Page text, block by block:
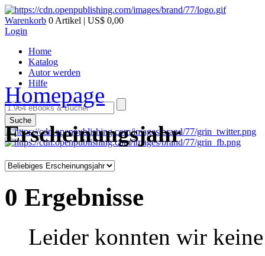
Warenkorb 0 Artikel | US$ 0,00
Login
Home
Katalog
Autor werden
Hilfe
Suche
Homepage
Erscheinungsjahr
0 Ergebnisse
Leider konnten wir